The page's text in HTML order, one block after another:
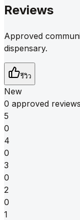
Reviews
Approved
dispensary.
รีวิว
New
0 approved reviews
5
0
4
0
3
0
2
0
1